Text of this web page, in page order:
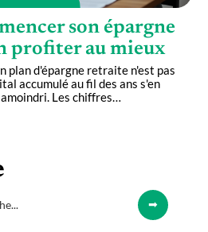
son épargne
profiter au mieux
plan d'épargne retraite n'est pas
accumulé au fil des ans s'en
Les chiffres…